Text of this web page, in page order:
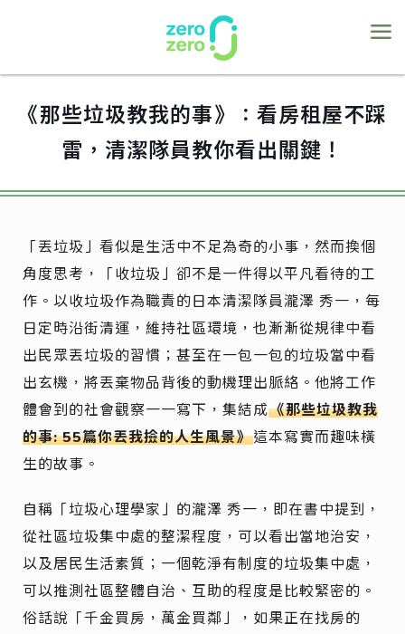
《那些垃圾教我的事》：看房租屋不踩
雷，清潔隊員教你看出關鍵！
「丟垃圾」看似是生活中不足為奇的小事，然而換個
角度思考，「收垃圾」卻不是一件得以平凡看待的工
作。以收垃圾作為職責的日本清潔隊員瀧澤 秀一，每
日定時沿街清運，維持社區環境，也漸漸從規律中看
出民眾丟垃圾的習慣；甚至在一包一包的垃圾當中看
出玄機，將丟棄物品背後的動機理出脈絡。他將工作
體會到的社會觀察一一寫下，集結成《那些垃圾教我
的事: 55篇你丟我撿的人生風景》這本寫實而趣味橫
生的故事。
自稱「垃圾心理學家」的瀧澤 秀一，即在書中提到，
從社區垃圾集中處的整潔程度，可以看出當地治安，
以及居民生活素質；一個乾淨有制度的垃圾集中處，
可以推測社區整體自治、互助的程度是比較緊密的。
俗話說「千金買房，萬金買鄰」，如果正在找房的